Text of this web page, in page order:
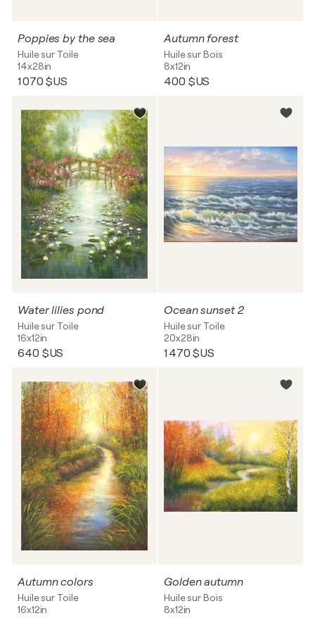
Poppies by the sea
Huile sur Toile
14x28in
1 070 $US
Autumn forest
Huile sur Bois
8x12in
400 $US
Water lilies pond
Huile sur Toile
16x12in
640 $US
Ocean sunset 2
Huile sur Toile
20x28in
1 470 $US
Autumn colors
Huile sur Toile
16x12in
Golden autumn
Huile sur Bois
8x12in